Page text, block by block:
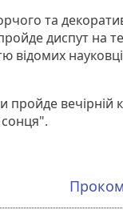
та
диспут на
відомих
пройде вечірній